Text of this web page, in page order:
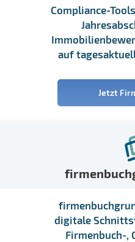
Compliance-
auf
Jetzt
digitale
Firmenbuch-,